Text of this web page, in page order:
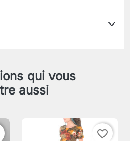
qui vous
aussi
favorite_border